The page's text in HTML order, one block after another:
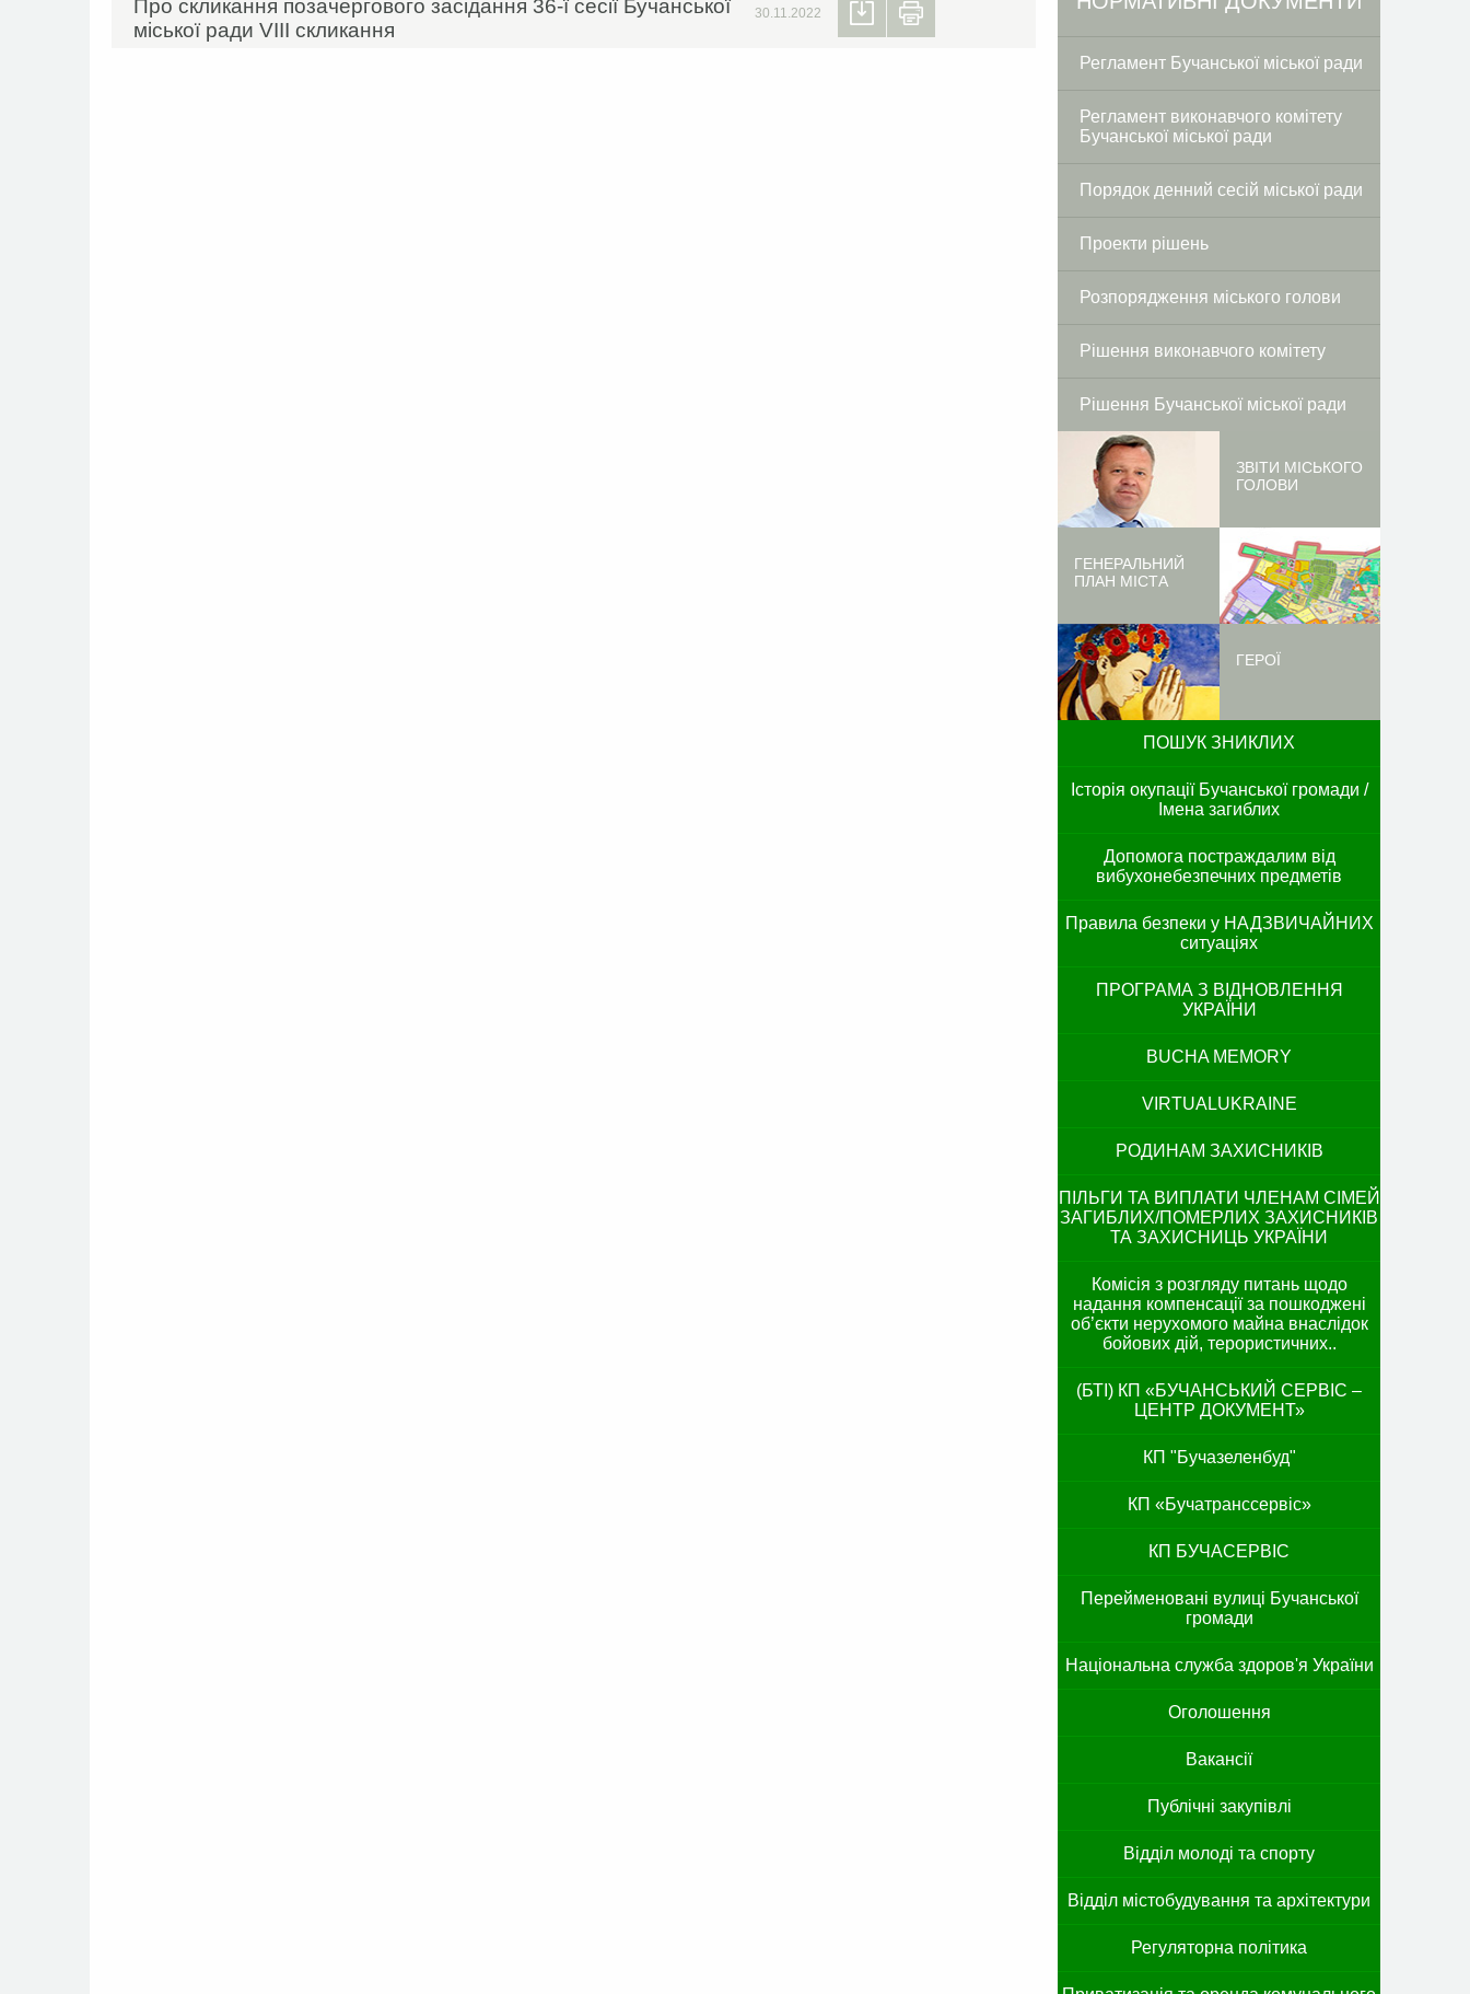
Про скликання позачергового засідання 36-ї сесії Бучанської
міської ради VIIІ скликання
30.11.2022
Регламент Бучанської міської ради
Регламент виконавчого комітету
Бучанської міської ради
Порядок денний сесій міської ради
Проекти рішень
Розпорядження міського голови
Рішення виконавчого комітету
Рішення Бучанської міської ради
ЗВІТИ МІСЬКОГО
ГОЛОВИ
ГЕНЕРАЛЬНИЙ
ПЛАН МІСТА
ГЕРОЇ
ПОШУК ЗНИКЛИХ
Історія окупації Бучанської громади /
Імена загиблих
Допомога постраждалим від
вибухонебезпечних предметів
Правила безпеки у НАДЗВИЧАЙНИХ
ситуаціях
ПРОГРАМА З ВІДНОВЛЕННЯ
УКРАЇНИ
BUCHA MEMORY
VIRTUALUKRAINE
РОДИНАМ ЗАХИСНИКІВ
ПІЛЬГИ ТА ВИПЛАТИ ЧЛЕНАМ СІМЕЙ
ЗАГИБЛИХ/ПОМЕРЛИХ ЗАХИСНИКІВ
ТА ЗАХИСНИЦЬ УКРАЇНИ
Комісія з розгляду питань щодо
надання компенсації за пошкоджені
об’єкти нерухомого майна внаслідок
бойових дій, терористичних..
(БТІ) КП «БУЧАНСЬКИЙ СЕРВІС –
ЦЕНТР ДОКУМЕНТ»
КП "Бучазеленбуд"
КП «Бучатранссервіс»
КП БУЧАСЕРВІС
Перейменовані вулиці Бучанської
громади
Національна служба здоров'я України
Оголошення
Вакансії
Публічні закупівлі
Відділ молоді та спорту
Відділ містобудування та архітектури
Регуляторна політика